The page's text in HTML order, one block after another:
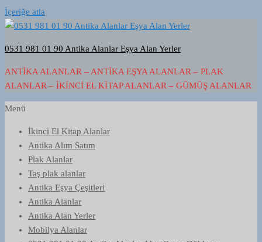
İçeriğe atla
0531 981 01 90 Antika Alanlar Eşya Alan Yerler
ANTIKA ALANLAR – ANTIKA EŞYA ALANLAR – PLAK
ALANLAR – İKINCI EL KITAP ALANLAR – GÜMÜŞ ALANLAR
Menü
İkinci El Kitap Alanlar
Antika Alım Satım
Plak Alanlar
Taş plak alanlar
Antika Eşya Çeşitleri
Antika Alanlar
Antika Alan Yerler
Mobilya Alanlar